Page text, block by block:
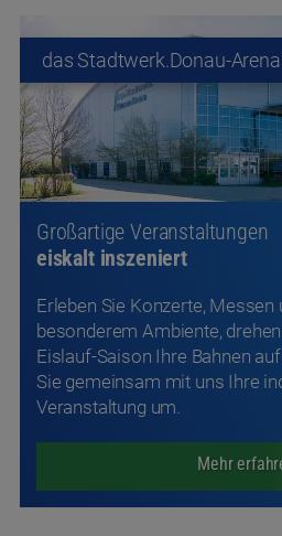
das Stadtwerk.Donau-Arena
Großartige Veranstaltungen
eiskalt inszeniert
Erleben Sie Konzerte, Messen
besonderem Ambiente,
Eislauf-Saison Ihre Bahnen
Sie gemeinsam mit uns Ihre
Veranstaltung um.
Mehr